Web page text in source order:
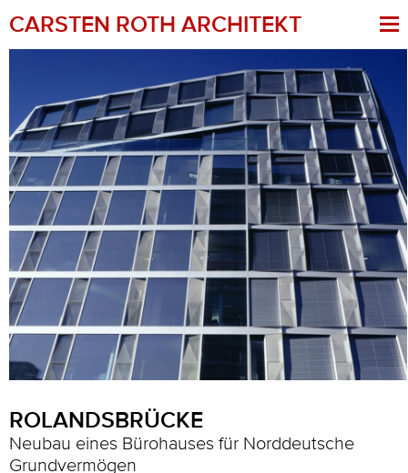
CARSTEN ROTH ARCHITEKT
ROLANDSBRÜCKE
Neubau eines Bürohauses für Norddeutsche
Grundvermögen